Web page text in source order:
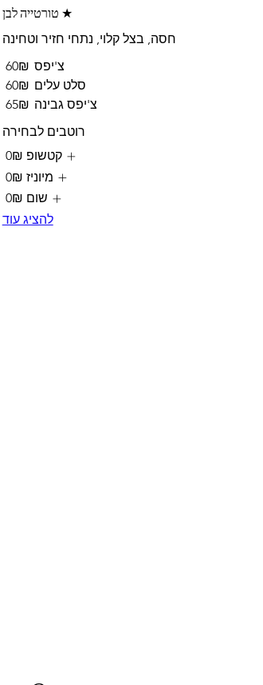
★ טורטייה לבן
חסה, בצל קלוי, נתחי חזיר וטחינה
צ'יפס ‏60 ‏₪
סלט עלים ‏60 ‏₪
צ'יפס גבינה ‏65 ‏₪
רוטבים לבחירה
קטשופ ‏0 ‏₪
מיוניז ‏0 ‏₪
שום ‏0 ‏₪
להציג עוד